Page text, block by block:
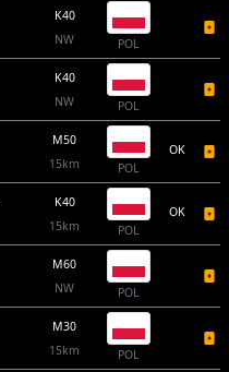
K40
NW
POL
K40
NW
POL
M50
15km
POL
OK
K40
15km
POL
OK
M60
NW
POL
M30
15km
POL